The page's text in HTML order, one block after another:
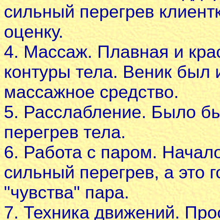
сильный перегрев
оценку.
4. Массаж. Плавная и
контуры тела. Веник был
массажное средство.
5. Расслабление. Было
перегрев тела.
6. Работа с паром.
сильный перегрев, а это
"чувства" пара.
7. Техника движений.